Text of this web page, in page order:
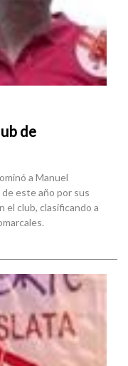
de
a Manuel
este año por sus
el club, clasificando a